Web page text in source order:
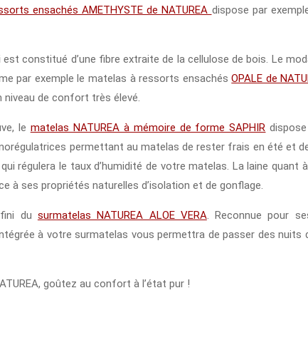
ensachés AMETHYSTE de NATUREA dispose par
constitué d’une fibre extraite de la cellulose de bois. Le
par exemple le matelas à ressorts ensachésOPALE de
de confort très élevé.
le matelas NATUREA à mémoire de forme SAPHIR
permettant au matelas de rester frais en été et
régulera le taux d’humidité de votre matelas. La laine quant
à ses propriétés naturelles d’isolation et de gonflage.
du surmatelas NATUREA ALOE VERA . Reconnue pour
à votre surmatelas vous permettra de passer des
goûtez au confort à l’état pur !